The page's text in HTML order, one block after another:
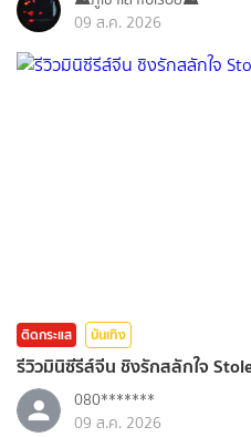
09 ส.ค. 2026
ติดกระแส บันเทิง
รีวิวมินิซีรีส์จีน ชิงรักสลักใจ
080*******
09 ส.ค. 2026